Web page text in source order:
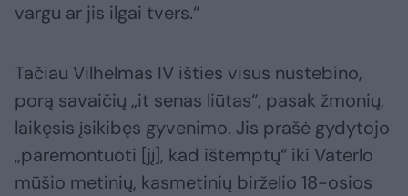
vargu ar jis ilgai tvers.“
Tačiau Vilhelmas IV išties visus nustebino,
porą savaičių „it senas liūtas“, pasak žmonių,
laikęsis įsikibęs gyvenimo. Jis prašė gydytojo
„paremontuoti [jį], kad ištemptų“ iki Vaterlo
mūšio metinių, kasmetinių birželio 18-osios